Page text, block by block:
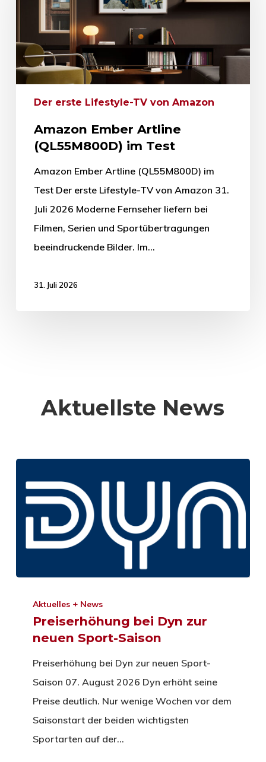
Der erste Lifestyle-TV von Amazon
Amazon Ember Artline
(QL55M800D) im Test
Amazon Ember Artline (QL55M800D) im
Test Der erste Lifestyle-TV von Amazon 31.
Juli 2026 Moderne Fernseher liefern bei
Filmen, Serien und Sportübertragungen
beeindruckende Bilder. Im…
31. Juli 2026
Aktuellste News
Aktuelles + News
Preiserhöhung bei Dyn zur
neuen Sport-Saison
Preiserhöhung bei Dyn zur neuen Sport-
Saison 07. August 2026 Dyn erhöht seine
Preise deutlich. Nur wenige Wochen vor dem
Saisonstart der beiden wichtigsten
Sportarten auf der…